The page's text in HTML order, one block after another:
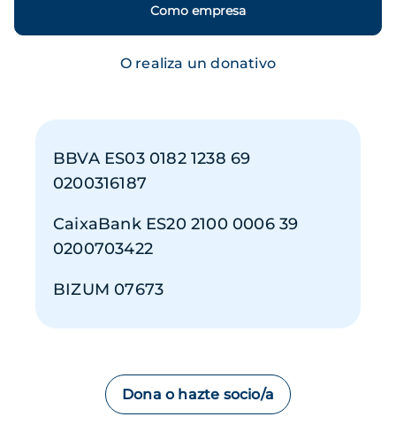
Como empresa
O realiza un donativo
BBVA ES03 0182 1238 69
0200316187
CaixaBank ES20 2100 0006 39
0200703422
BIZUM 07673
Dona o hazte socio/a